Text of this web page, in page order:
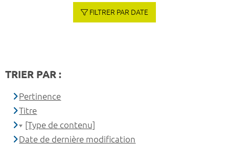
FILTRER PAR DATE
TRIER PAR :
Pertinence
Titre
[Type de contenu]
Date de dernière modification